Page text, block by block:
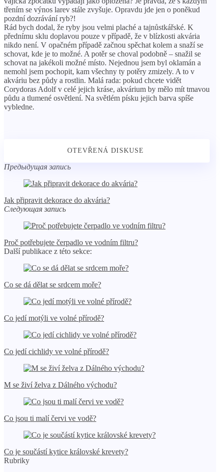
třením se výnos larev stále zvyšuje. Opravdu jde jen o poněkud
pozdní dozrávání ryb?!
Rád bych dodal, že ryby jsou velmi plaché a tajnůstkářské. K
přednímu sklu doplavou pouze v případě, že v blízkosti akvária
nikdo není. V opačném případě začnou spěchat kolem a snaží se
schovat, kde je to možné. A potěr se choval podobně – snažil se
schovat na jakékoli možné místo. Nejednou jsem byl oklamán a
nemohl jsem pochopit, kam všechny ty potěry zmizely. A to v
akváriu bez půdy a rostlin. Malá rada: pokud chcete vidět
Corydoras Adolf v celé jejich kráse, akvárium by mělo mít tmavou
půdu a tlumené osvětlení. Na světlém písku jejich barva spíše
vybledne.
Предыдущая запись
Jak připravit dekorace do akvária?
Следующая запись
Proč potřebujete čerpadlo ve vodním filtru?
Další publikace z této sekce:
Co se dá dělat se srdcem moře?
Co jedí motýli ve volné přírodě?
Co jedí cichlidy ve volné přírodě?
M se živí želva z Dálného východu?
Co jsou ti malí červi ve vodě?
Co je součástí kytice královské krevety?
Rubriky